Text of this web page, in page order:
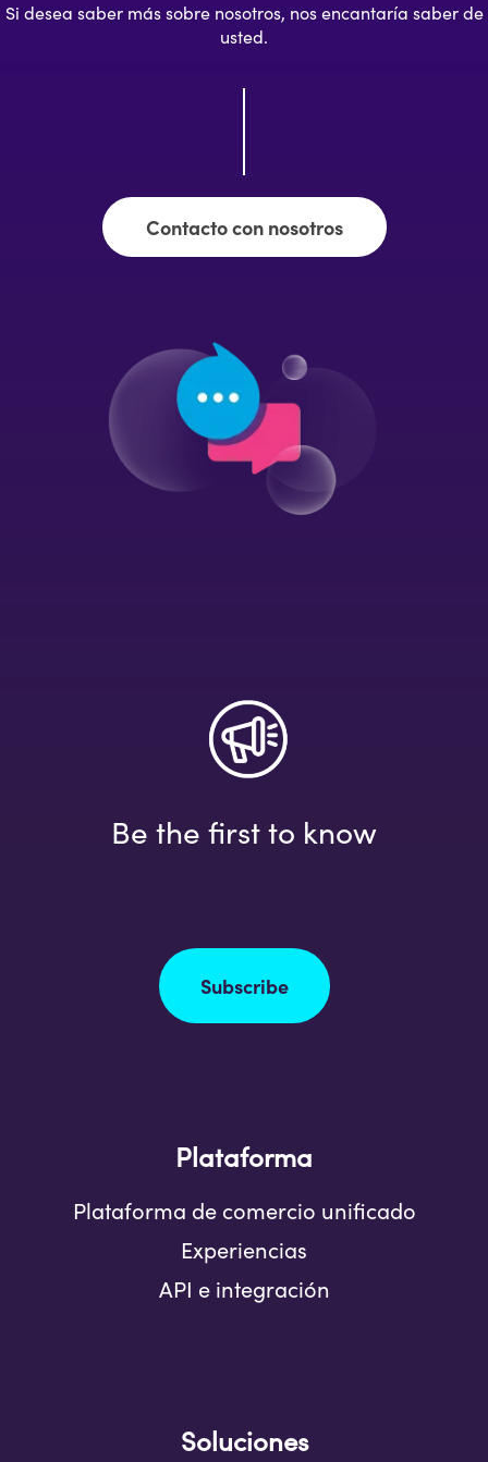
Si desea saber más sobre nosotros, nos encantaría saber de
usted.
Contacto con nosotros
Be the first to know
Subscribe
Plataforma
Plataforma de comercio unificado
Experiencias
API e integración
Soluciones